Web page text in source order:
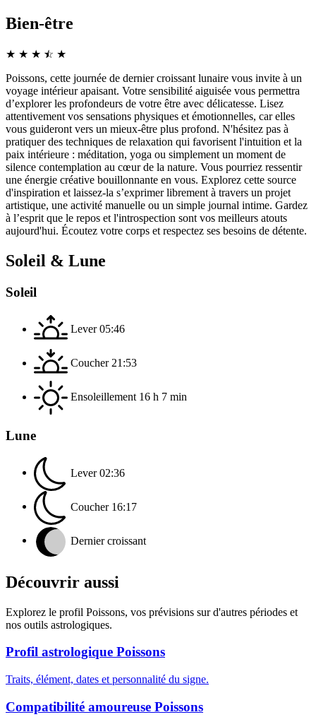
Bien-être
★ ★ ★ ☆
★ ★
Poissons, cette journée de dernier croissant lunaire vous invite à un
voyage intérieur apaisant. Votre sensibilité aiguisée vous permettra
d’explorer les profondeurs de votre être avec délicatesse. Lisez
attentivement vos sensations physiques et émotionnelles, car elles
vous guideront vers un mieux-être plus profond. N'hésitez pas à
pratiquer des techniques de relaxation qui favorisent l'intuition et la
paix intérieure : méditation, yoga ou simplement un moment de
silence contemplation au cœur de la nature. Vous pourriez ressentir
une énergie créative bouillonnante en vous. Explorez cette source
d'inspiration et laissez-la s’exprimer librement à travers un projet
artistique, une activité manuelle ou un simple journal intime. Gardez
à l’esprit que le repos et l'introspection sont vos meilleurs atouts
aujourd'hui. Écoutez votre corps et respectez ses besoins de détente.
Soleil & Lune
Soleil
Lever 05:46
Coucher 21:53
Ensoleillement 16 h 7 min
Lune
Lever 02:36
Coucher 16:17
Dernier croissant
Découvrir aussi
Explorez le profil Poissons, vos prévisions sur d'autres périodes et
nos outils astrologiques.
Profil astrologique Poissons
Traits, élément, dates et personnalité du signe.
Compatibilité amoureuse Poissons